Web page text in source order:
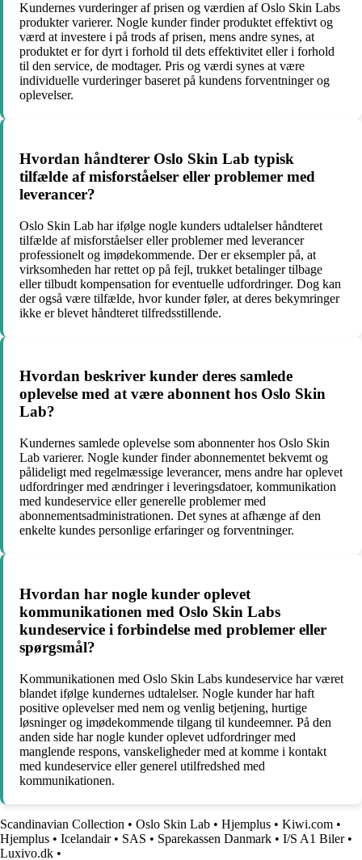
Kundernes vurderinger af prisen og værdien af Oslo Skin Labs
produkter varierer. Nogle kunder finder produktet effektivt og
værd at investere i på trods af prisen, mens andre synes, at
produktet er for dyrt i forhold til dets effektivitet eller i forhold
til den service, de modtager. Pris og værdi synes at være
individuelle vurderinger baseret på kundens forventninger og
oplevelser.
Hvordan håndterer Oslo Skin Lab typisk
tilfælde af misforståelser eller problemer med
leverancer?
Oslo Skin Lab har ifølge nogle kunders udtalelser håndteret
tilfælde af misforståelser eller problemer med leverancer
professionelt og imødekommende. Der er eksempler på, at
virksomheden har rettet op på fejl, trukket betalinger tilbage
eller tilbudt kompensation for eventuelle udfordringer. Dog kan
der også være tilfælde, hvor kunder føler, at deres bekymringer
ikke er blevet håndteret tilfredsstillende.
Hvordan beskriver kunder deres samlede
oplevelse med at være abonnent hos Oslo Skin
Lab?
Kundernes samlede oplevelse som abonnenter hos Oslo Skin
Lab varierer. Nogle kunder finder abonnementet bekvemt og
pålideligt med regelmæssige leverancer, mens andre har oplevet
udfordringer med ændringer i leveringsdatoer, kommunikation
med kundeservice eller generelle problemer med
abonnementsadministrationen. Det synes at afhænge af den
enkelte kundes personlige erfaringer og forventninger.
Hvordan har nogle kunder oplevet
kommunikationen med Oslo Skin Labs
kundeservice i forbindelse med problemer eller
spørgsmål?
Kommunikationen med Oslo Skin Labs kundeservice har været
blandet ifølge kundernes udtalelser. Nogle kunder har haft
positive oplevelser med nem og venlig betjening, hurtige
løsninger og imødekommende tilgang til kundeemner. På den
anden side har nogle kunder oplevet udfordringer med
manglende respons, vanskeligheder med at komme i kontakt
med kundeservice eller generel utilfredshed med
kommunikationen.
Scandinavian Collection • Oslo Skin Lab • Hjemplus • Kiwi.com •
Hjemplus • Icelandair• SAS • Sparekassen Danmark • I/S A1 Biler•
Luxivo.dk •